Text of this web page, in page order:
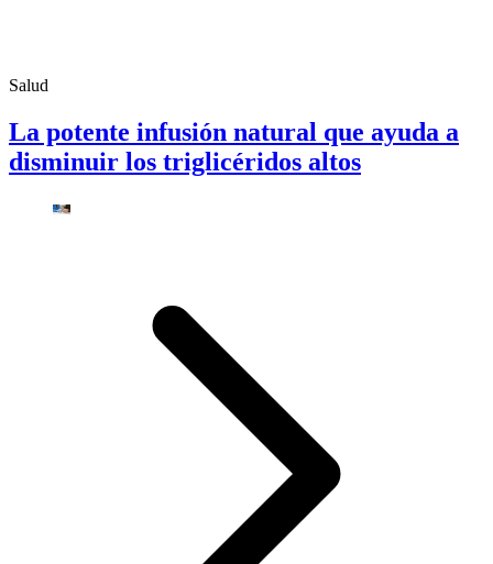
Salud
La potente infusión natural que ayuda a
disminuir los triglicéridos altos